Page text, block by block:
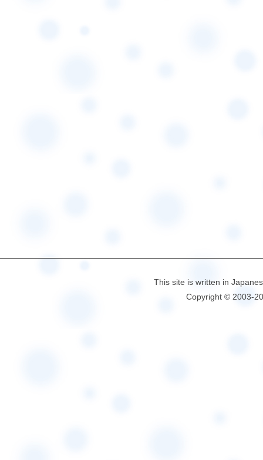
This site is written in
Copyright © 2003-